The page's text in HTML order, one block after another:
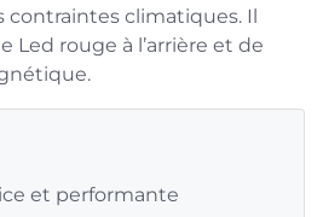
contraintes climatiques. Il
Led rouge à l’arrière et de
et performante